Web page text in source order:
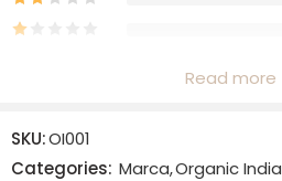
There are no reviews yet.
Read more
SKU:OI001
Categories: Marca,Organic India